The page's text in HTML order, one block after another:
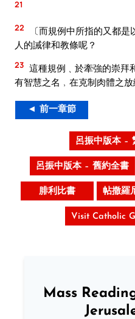
21
22
〔而規例中所指的又都
人的誡律和教條呢？
23 這種規例﹑於牽強的崇拜
有智慧之名﹐在克制肉體之放
◄ 前一章節
呂振中版本 –
呂振中版本 – 舊約全書
腓利比書 帖撒羅
Visit Catholic
Mass